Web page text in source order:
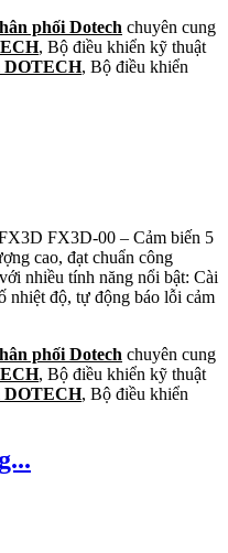
phối Dotech chuyên cung
, Bộ điều khiển kỹ thuật
DOTECH, Bộ điều khiển
FX3D-00 – Cảm biến 5
cao, đạt chuẩn công
nhiều tính năng nổi bật: Cài
nhiệt độ, tự động báo lỗi cảm
phối Dotech chuyên cung
, Bộ điều khiển kỹ thuật
DOTECH, Bộ điều khiển